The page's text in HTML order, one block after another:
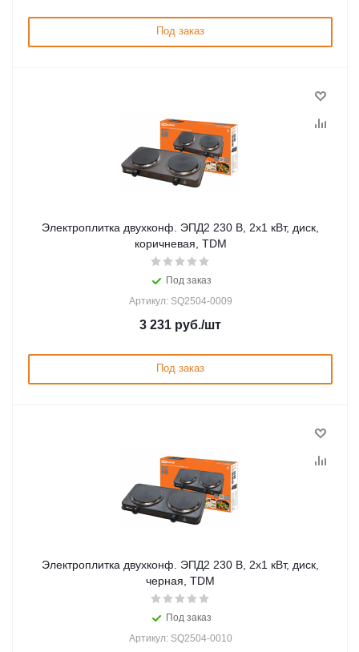
Под заказ
Электроплитка двухконф. ЭПД2 230 В, 2х1 кВт, диск,
коричневая, TDM
Под заказ
Артикул: SQ2504-0009
3 231 руб./шт
Под заказ
Электроплитка двухконф. ЭПД2 230 В, 2х1 кВт, диск,
черная, TDM
Под заказ
Артикул: SQ2504-0010